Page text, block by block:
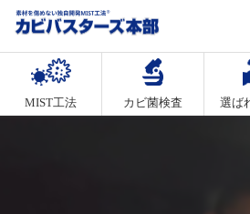
MIST工法 カビ菌検査 選ば